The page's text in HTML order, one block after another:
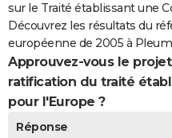
FORUM
Bricolage
Lifestyle
Culture
Sport
Auto
Television
Voyage
Cinema
sur le Traité établissant une
Découvrez les résultats du
européenne de 2005 à
Approuvez-vous le
ratification du traité
pour l'Europe ?
Réponse